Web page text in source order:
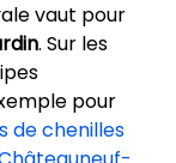
vaut pour
. Sur les
pour
de chenilles